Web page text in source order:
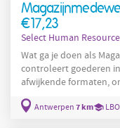
verschillende
€17,23
Select Human
Wat ga je doen als
controleert goederen
afwijkende formaten,
de kwaliteit van de
Antwerpen 7 km LBO